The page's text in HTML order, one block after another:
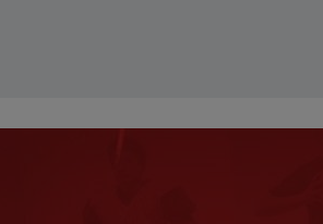
dogodilo već šest